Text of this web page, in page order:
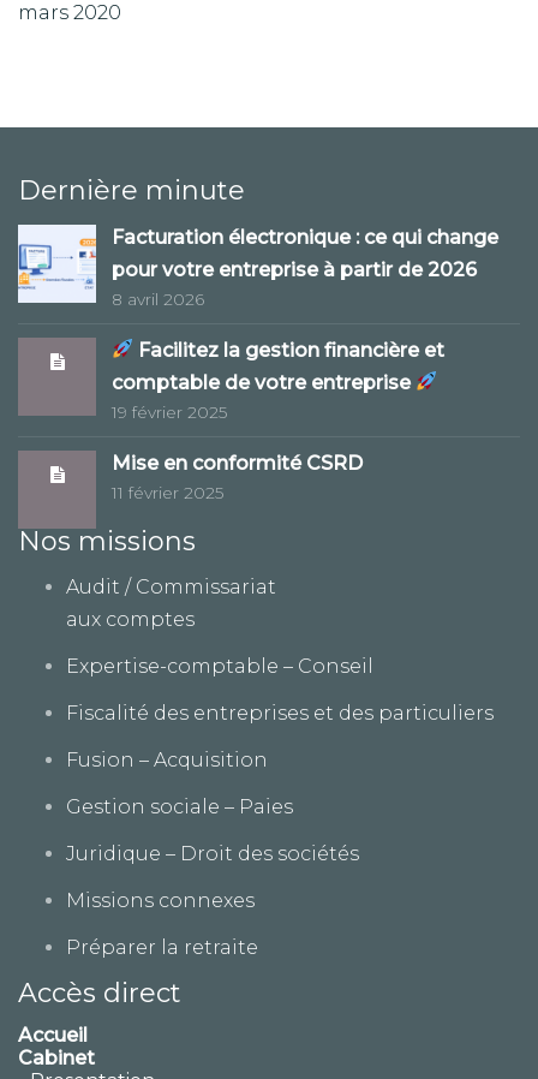
mars 2020
Dernière minute
Facturation électronique : ce qui change
pour votre entreprise à partir de 2026
8 avril 2026
Facilitez la gestion financière et
comptable de votre entreprise
19 février 2025
Mise en conformité CSRD
11 février 2025
Nos missions
Audit / Commissariat
aux comptes
Expertise-comptable – Conseil
Fiscalité des entreprises et des particuliers
Fusion – Acquisition
Gestion sociale – Paies
Juridique – Droit des sociétés
Missions connexes
Préparer la retraite
Accès direct
Accueil
Cabinet